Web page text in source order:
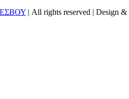
| All rights reserved | Design &